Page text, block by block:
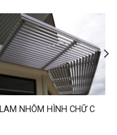
LAM NHÔM HÌNH CHỮ C